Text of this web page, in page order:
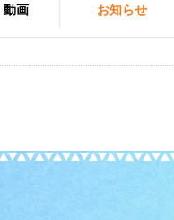
動画 お知らせ